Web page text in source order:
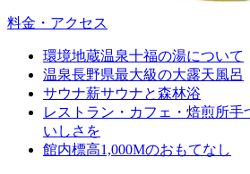
料金・アクセス
環境地蔵温泉十福の湯について
温泉長野県最大級の大露天風呂
サウナ薪サウナと森林浴
レストラン・カフェ・焙煎所手
いしさを
館内標高1,000Mのおもてなし